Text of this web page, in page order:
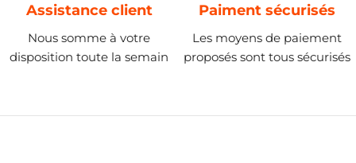
Assistance client
Nous somme à votre
disposition toute la semain
Paiment sécurisés
Les moyens de paiement
proposés sont tous sécurisés